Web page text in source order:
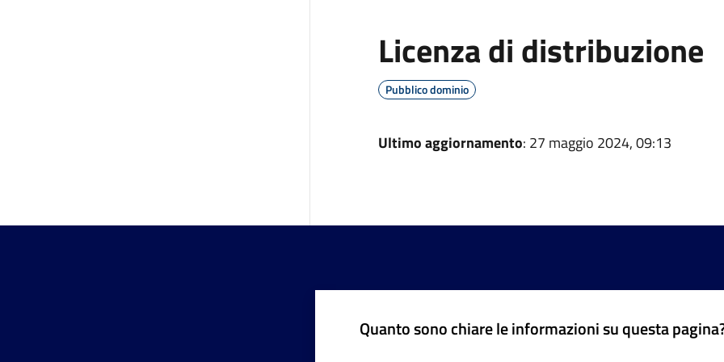
Licenza di distribuzione
Pubblico dominio
Ultimo aggiornamento: 27 maggio 2024, 09:13
Quanto sono chiare le informazioni su questa